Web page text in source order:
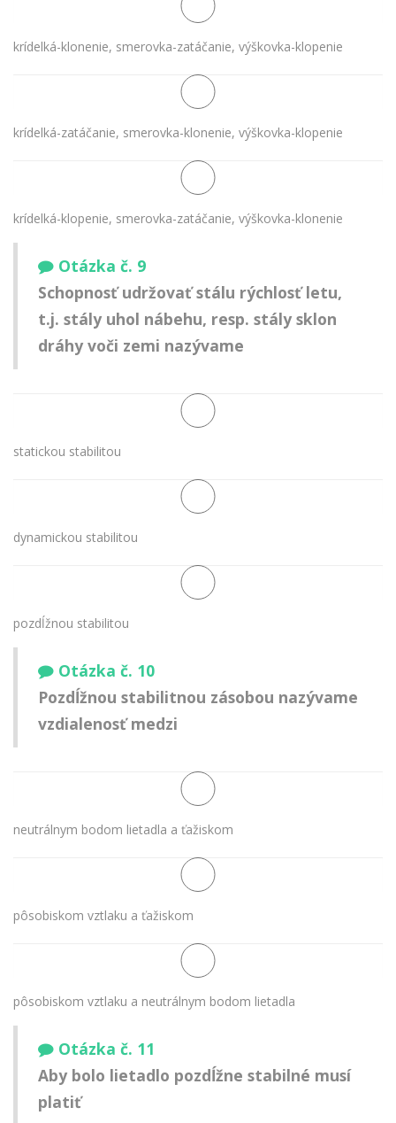
krídelká-klonenie, smerovka-zatáčanie, výškovka-klopenie
krídelká-zatáčanie, smerovka-klonenie, výškovka-klopenie
krídelká-klopenie, smerovka-zatáčanie, výškovka-klonenie
Otázka č. 9
Schopnosť udržovať stálu rýchlosť letu,
t.j. stály uhol nábehu, resp. stály sklon
dráhy voči zemi nazývame
statickou stabilitou
dynamickou stabilitou
pozdĺžnou stabilitou
Otázka č. 10
Pozdĺžnou stabilitnou zásobou nazývame
vzdialenosť medzi
neutrálnym bodom lietadla a ťažiskom
pôsobiskom vztlaku a ťažiskom
pôsobiskom vztlaku a neutrálnym bodom lietadla
Otázka č. 11
Aby bolo lietadlo pozdĺžne stabilné musí
platiť